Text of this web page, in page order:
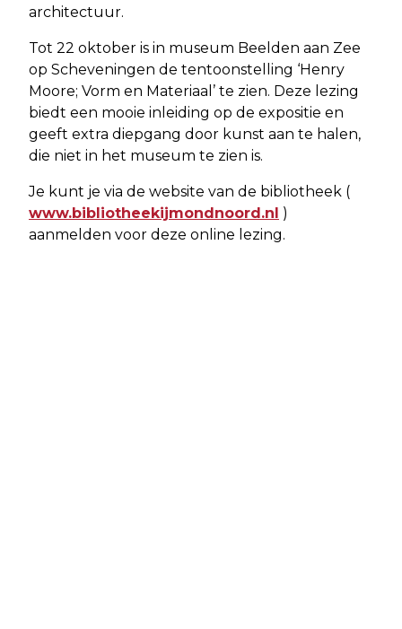
architectuur.
Tot 22 oktober is in museum Beelden aan Zee
op Scheveningen de tentoonstelling ‘Henry
Moore; Vorm en Materiaal’ te zien. Deze lezing
biedt een mooie inleiding op de expositie en
geeft extra diepgang door kunst aan te halen,
die niet in het museum te zien is.
Je kunt je via de website van de bibliotheek (
www.bibliotheekijmondnoord.nl )
aanmelden voor deze online lezing.